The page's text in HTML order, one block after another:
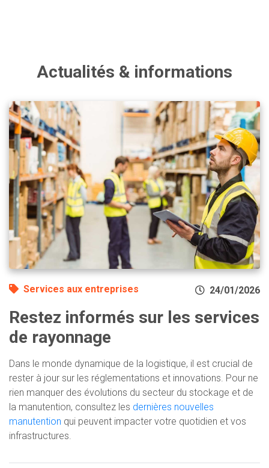
Actualités & informations
Services aux entreprises 24/01/2026
Restez informés sur les services
de rayonnage
Dans le monde dynamique de la logistique, il est crucial de
rester à jour sur les réglementations et innovations. Pour ne
rien manquer des évolutions du secteur du stockage et de
la manutention, consultez les dernières nouvelles
manutention qui peuvent impacter votre quotidien et vos
infrastructures.